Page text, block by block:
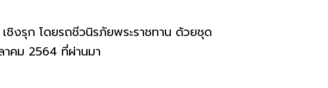
เชิงรุก โดยรถชีวนิรภัยพระราชทาน ด้วยชุด
าคม 2564 ที่ผ่านมา